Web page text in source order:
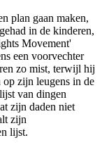
plan gaan maken,
in de kinderen,
Movement'
een voorvechter
zo mist, terwijl hij
zijn leugens in de
van dingen
zijn daden niet
zijn
lijst.